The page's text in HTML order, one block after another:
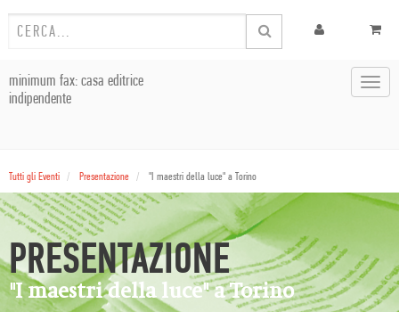
minimum fax: casa editrice
indipendente
Tutti gli Eventi Presentazione "I maestri della luce" a Torino
PRESENTAZIONE
"I maestri della luce" a Torino